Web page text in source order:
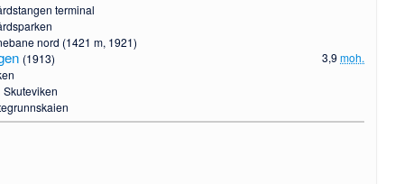
terminal
nord (1421 m, 1921)
(1913) 3,9moh.
Skuteviken